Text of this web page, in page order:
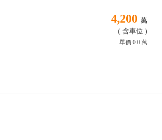
4,200 萬
( 含車位 )
單價 0.0 萬